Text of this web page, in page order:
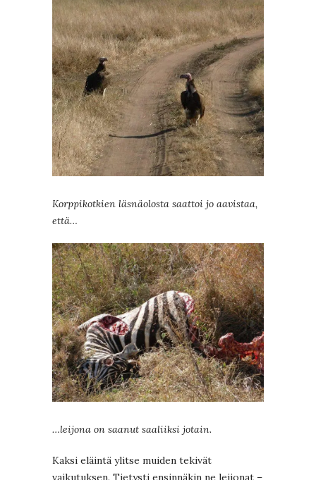
Korppikotkien läsnäolosta saattoi jo aavistaa,
että…
…leijona on saanut saaliiksi jotain.
Kaksi eläintä ylitse muiden tekivät
vaikutuksen. Tietysti ensinnäkin ne leijonat –